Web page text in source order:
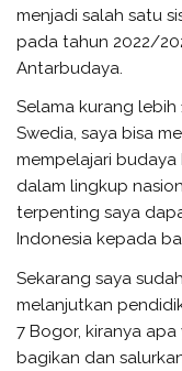
menjadi salah satu
pada tahun 2022/
Antarbudaya.
Selama kurang
Swedia, saya bisa
mempelajari
dalam lingkup
terpenting saya
Indonesia kepada
Sekarang saya
melanjutkan
7 Bogor, kiranya
bagikan dan